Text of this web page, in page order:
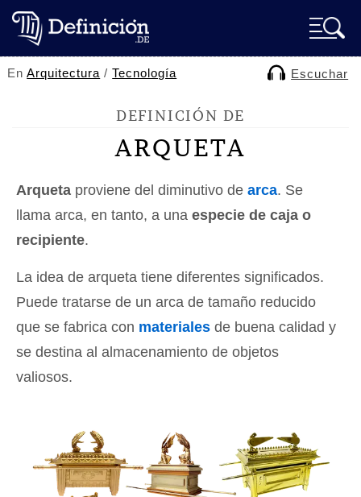
EnArquitectura /Tecnología Escuchar
DEFINICIÓN DE
ARQUETA
Arqueta proviene del diminutivo de arca. Se
llama arca, en tanto, a una especie de caja o
recipiente.
La idea de arqueta tiene diferentes significados.
Puede tratarse de un arca de tamaño reducido
que se fabrica con materiales de buena calidad y
se destina al almacenamiento de objetos
valiosos.